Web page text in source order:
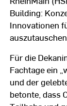
Building:
Innovationen
auszutauschen.
Für die
Fachtage ein
und der
betonte, dass